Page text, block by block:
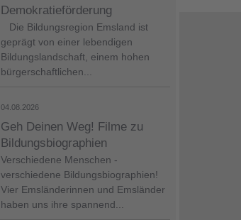
Demokratieförderung
Die Bildungsregion Emsland ist
geprägt von einer lebendigen
Bildungslandschaft, einem hohen
bürgerschaftlichen...
04.08.2026
Geh Deinen Weg! Filme zu
Bildungsbiographien
Verschiedene Menschen -
verschiedene Bildungsbiographien!
Vier Emsländerinnen und Emsländer
haben uns ihre spannend...